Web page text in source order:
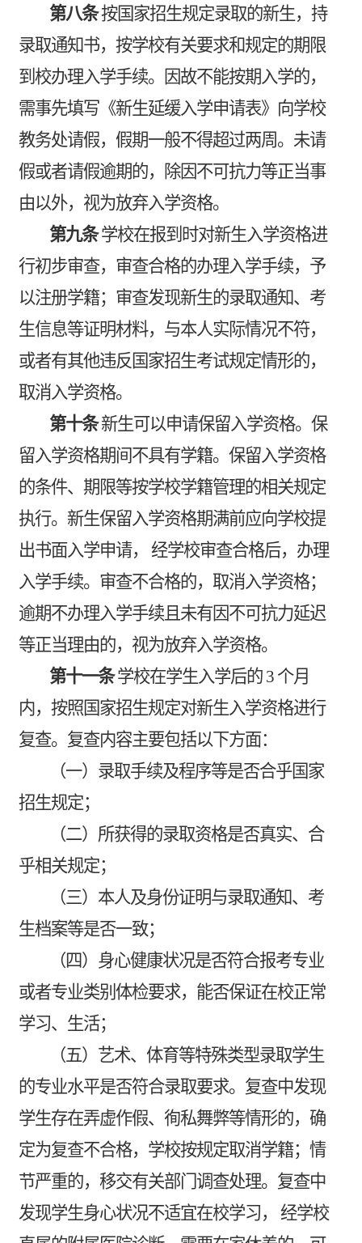
第八条按国家招生规定录取的新生，持
录取通知书，按学校有关要求和规定的期限
到校办理入学手续。因故不能按期入学的，
需事先填写《新生延缓入学申请表》向学校
教务处请假，假期一般不得超过两周。未请
假或者请假逾期的，除因不可抗力等正当事
由以外，视为放弃入学资格。
第九条 学校在报到时对新生入学资格进
行初步审查，审查合格的办理入学手续，予
以注册学籍；审查发现新生的录取通知、考
生信息等证明材料，与本人实际情况不符，
或者有其他违反国家招生考试规定情形的，
取消入学资格。
第十条 新生可以申请保留入学资格。保
留入学资格期间不具有学籍。保留入学资格
的条件、期限等按学校学籍管理的相关规定
执行。新生保留入学资格期满前应向学校提
出书面入学申请，
经学校审查合格后，办理
入学手续。审查不合格的，取消入学资格；
逾期不办理入学手续且未有因不可抗力延迟
等正当理由的，视为放弃入学资格。
第十一条 学校在学生入学后的 3 个月
内，按照国家招生规定对新生入学资格进行
复查。复查内容主要包括以下方面：
（一）录取手续及程序等是否合乎国家
招生规定；
（二）所获得的录取资格是否真实、合
乎相关规定；
（三）本人及身份证明与录取通知、考
生档案等是否一致；
（四）身心健康状况是否符合报考专业
或者专业类别体检要求，能否保证在校正常
学习、生活；
（五）艺术、体育等特殊类型录取学生
的专业水平是否符合录取要求。复查中发现
学生存在弄虚作假、徇私舞弊等情形的，确
定为复查不合格，学校按规定取消学籍；情
节严重的，移交有关部门调查处理。复查中
发现学生身心状况不适宜在校学习，
经学校